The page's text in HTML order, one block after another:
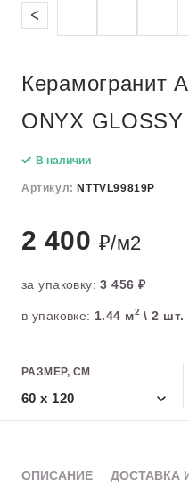
Керамогранит
ONYX GLOSSY
В наличии
Артикул: NTTVL99819P
2 400 ₽/м2
за упаковку:3 456 ₽
в упаковке: 1.44 м2 \ 2 шт.
РАЗМЕР, СМ
60 x 120
ОПИСАНИЕ ДОСТАВКА